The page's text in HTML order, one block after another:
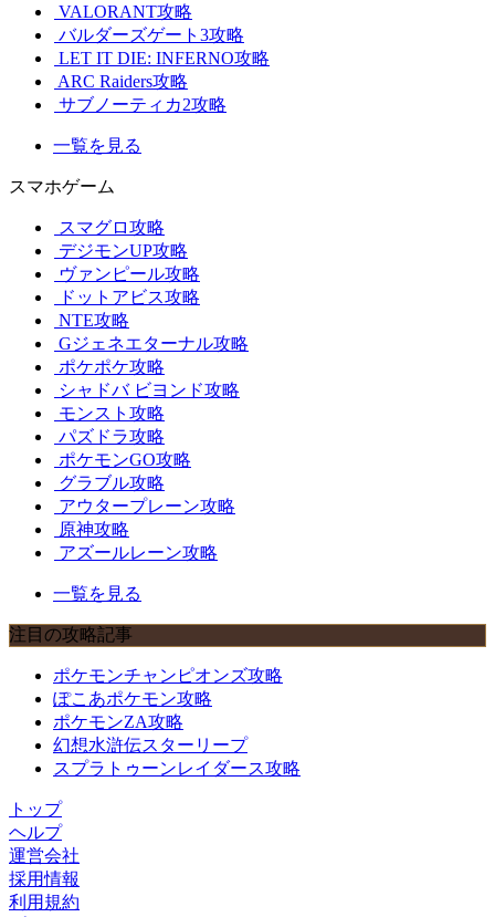
VALORANT攻略
バルダーズゲート3攻略
LET IT DIE: INFERNO攻略
ARC Raiders攻略
サブノーティカ2攻略
一覧を見る
スマホゲーム
スマグロ攻略
デジモンUP攻略
ヴァンピール攻略
ドットアビス攻略
NTE攻略
Gジェネエターナル攻略
ポケポケ攻略
シャドバ ビヨンド攻略
モンスト攻略
パズドラ攻略
ポケモンGO攻略
グラブル攻略
アウタープレーン攻略
原神攻略
アズールレーン攻略
一覧を見る
注目の攻略記事
ポケモンチャンピオンズ攻略
ぽこあポケモン攻略
ポケモンZA攻略
幻想水滸伝スターリープ
スプラトゥーンレイダース攻略
トップ
ヘルプ
運営会社
採用情報
利用規約